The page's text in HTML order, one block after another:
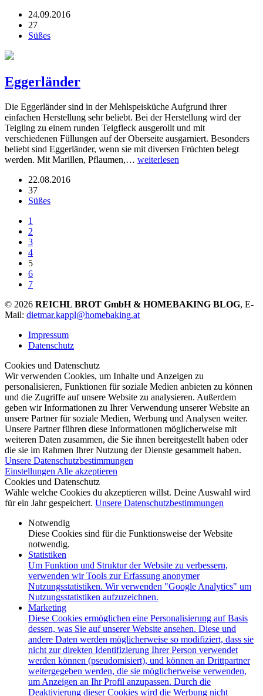
24.09.2016
27
Süßes
Eggerländer
Die Eggerländer sind in der Mehlspeisküche Aufgrund ihrer
einfachen Herstellung sehr beliebt. Bei der Herstellung wird der
Teigling zu einem runden Teigfleck ausgerollt und mit
verschiedenen Füllungen auf der Oberseite ausgarniert. Besonders
beliebt sind Eggerländer, wenn sie mit diversen Früchten belegt
werden. Mit Marillen, Pflaumen,… weiterlesen
22.08.2016
37
Süßes
1
2
3
4
5
6
7
© 2026 REICHL BROT GmbH & HOMEBAKING BLOG, E-
Mail: dietmar.kappl@homebaking.at
Impressum
Datenschutz
Cookies und Datenschutz
Wir verwenden Cookies, um Inhalte und Anzeigen zu
personalisieren, Funktionen für soziale Medien anbieten zu können
und die Zugriffe auf unsere Website zu analysieren. Außerdem
geben wir Informationen zu Ihrer Verwendung unserer Website an
unsere Partner für soziale Medien, Werbung und Analysen weiter.
Unsere Partner führen diese Informationen möglicherweise mit
weiteren Daten zusammen, die Sie ihnen bereitgestellt haben oder
die sie im Rahmen Ihrer Nutzung der Dienste gesammelt haben.
Unsere Datenschutzbestimmungen
Einstellungen Alle akzeptieren
Cookies und Datenschutz
Wähle welche Cookies du akzeptieren willst. Deine Auswahl wird
für ein Jahr gespeichert. Unsere Datenschutzbestimmungen
Notwendig
Diese Cookies sind für die Funktionsweise der Website
notwendig.
Statistiken
Um Funktion und Struktur der Website zu verbessern,
verwenden wir Tools zur Erfassung anonymer
Nutzungsstatistiken. Wir verwenden "Google Analytics" um
Nutzungsstatistiken aufzuzeichnen.
Marketing
Diese Cookies ermöglichen eine Personalisierung auf Basis
dessen, was Sie auf unserer Website ansehen. Diese und
andere Daten werden möglicherweise so modifiziert, dass sie
nicht zur direkten Identifizierung Ihrer Person verwendet
werden können (pseudomisiert), und können an Drittpartner
weitergegeben werden, die sie möglicherweise verwenden,
um Anzeigen an Ihr Profil anzupassen. Durch die
Deaktivierung dieser Cookies wird die Werbung nicht